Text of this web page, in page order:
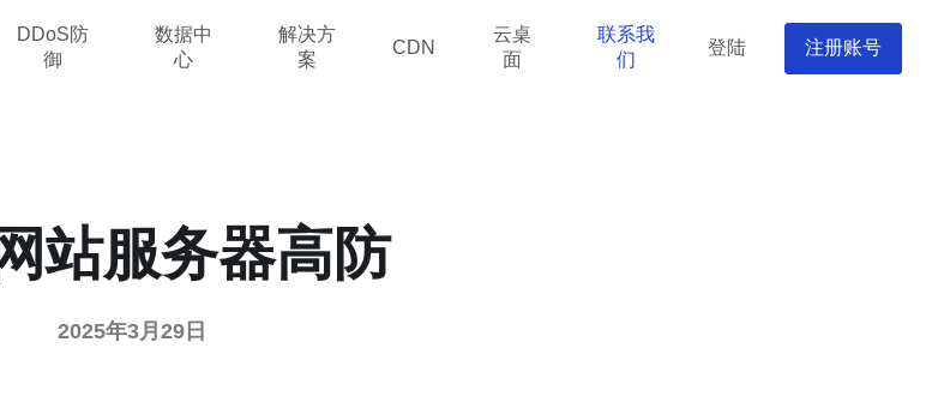
DDoS防
御
数据中
心
解决方
案
CDN
云桌
面
联系我
们
登陆 注册账号
站服务器高防
2025年3月29日